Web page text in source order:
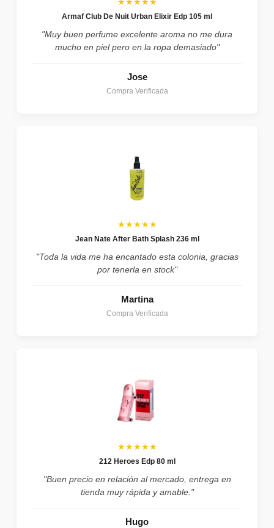
★★★★★
Armaf Club De Nuit Urban Elixir Edp 105 ml
"Muy buen perfume excelente aroma no me dura
mucho en piel pero en la ropa demasiado"
Jose
Compra Verificada
★★★★★
Jean Nate After Bath Splash 236 ml
"Toda la vida me ha encantado esta colonia, gracias
por tenerla en stock"
Martina
Compra Verificada
★★★★★
212 Heroes Edp 80 ml
"Buen precio en relación al mercado, entrega en
tienda muy rápida y amable."
Hugo